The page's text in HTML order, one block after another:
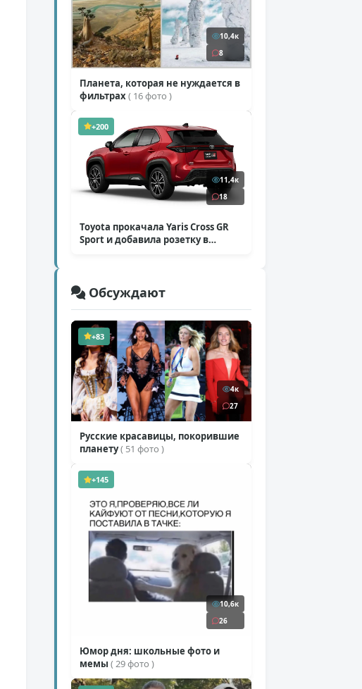
10,4к
8
Планета, которая не нуждается в
фильтрах( 16 фото )
+200
11,4к
18
Toyota прокачала Yaris Cross GR
Sport и добавила розетку в
Обсуждают
+83
4к
27
Русские красавицы, покорившие
планету( 51 фото )
+145
10,6к
26
Юмор дня: школьные фото и
мемы ( 29 фото )